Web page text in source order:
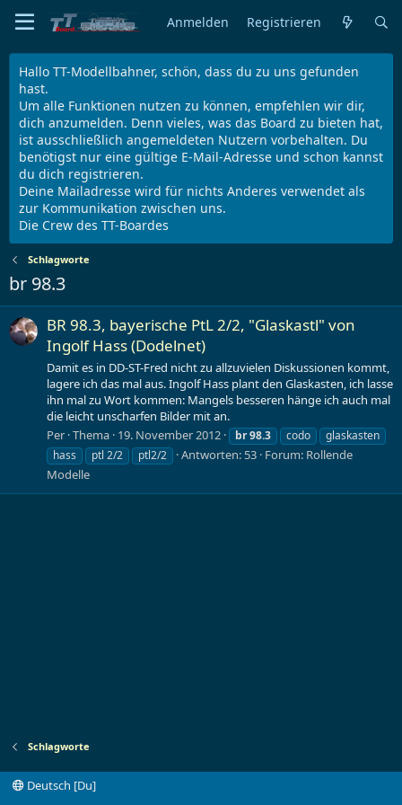
Anmelden Registrieren
Hallo TT-Modellbahner, schön, dass du zu uns gefunden
hast.
Um alle Funktionen nutzen zu können, empfehlen wir dir,
dich anzumelden. Denn vieles, was das Board zu bieten hat,
ist ausschließlich angemeldeten Nutzern vorbehalten. Du
benötigst nur eine gültige E-Mail-Adresse und schon kannst
du dich registrieren.
Deine Mailadresse wird für nichts Anderes verwendet als
zur Kommunikation zwischen uns.
Die Crew des TT-Boardes
Schlagworte
br 98.3
BR 98.3, bayerische PtL 2/2, "Glaskastl" von
Ingolf Hass (Dodelnet)
Damit es in DD-ST-Fred nicht zu allzuvielen Diskussionen kommt,
lagere ich das mal aus. Ingolf Hass plant den Glaskasten, ich lasse
ihn mal zu Wort kommen: Mangels besseren hänge ich auch mal
die leicht unscharfen Bilder mit an.
Per Thema 19. November 2012 br98.3 codo
glaskasten
hass
ptl 2/2 ptl2/2 Antworten: 53 Forum: Rollende
Modelle
Schlagworte
Deutsch [Du]